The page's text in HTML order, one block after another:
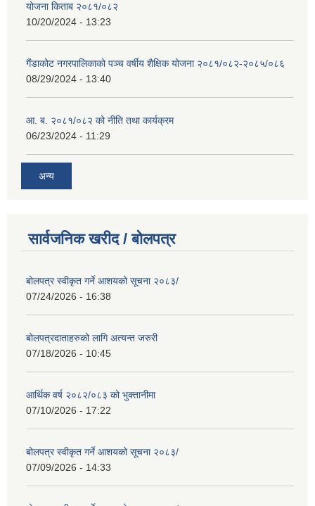
योजना किताब २०८१/०८२
10/20/2024 - 13:23
गैंडाकोट नगरपालिकाको पञ्च वर्षीय शैक्षिक योजना २०८१/०८२-२०८५/०८६
08/29/2024 - 13:40
आ. ब. २०८१/०८२ को नीति तथा कार्यक्रम
06/23/2024 - 11:29
अन्य
सार्वजनिक खरीद / बोलपत्र
बोलपत्र स्वीकृत गर्ने आशयको सूचना २०८३/
07/24/2026 - 16:38
बोलपत्रदाताहरुको लागि अत्यन्त जरुरी
07/18/2026 - 10:45
आर्थिक वर्ष २०८२/०८३ को भुक्तानीमा
07/10/2026 - 17:22
बोलपत्र स्वीकृत गर्ने आशयको सूचना २०८३/
07/09/2026 - 14:33